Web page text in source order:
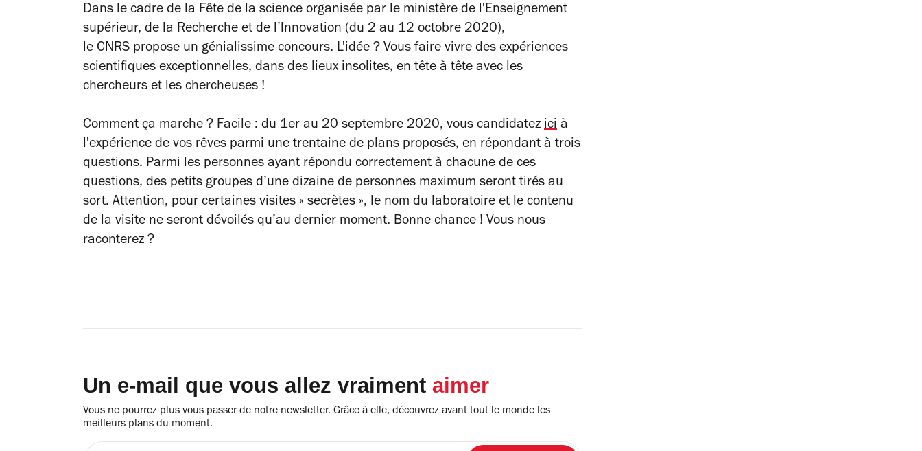
Dans le cadre de la Fête de la science organisée par le ministère de l'Enseignement
supérieur, de la Recherche et de l’lnnovation (du 2 au 12 octobre 2020),
le CNRS propose un génialissime concours. L'idée ? Vous faire vivre des expériences
scientifiques exceptionnelles, dans des lieux insolites, en tête à tête avec les
chercheurs et les chercheuses !
Comment ça marche ? Facile : du 1er au 20 septembre 2020, vous candidatez ici à
l'expérience de vos rêves parmi une trentaine de plans proposés, en répondant à trois
questions. Parmi les personnes ayant répondu correctement à chacune de ces
questions, des petits groupes d’une dizaine de personnes maximum seront tirés au
sort. Attention, pour certaines visites « secrètes », le nom du laboratoire et le contenu
de la visite ne seront dévoilés qu’au dernier moment. Bonne chance ! Vous nous
raconterez ?
Un e-mail que vous allez vraiment aimer
Vous ne pourrez plus vous passer de notre newsletter. Grâce à elle, découvrez avant tout le monde les
meilleurs plans du moment.